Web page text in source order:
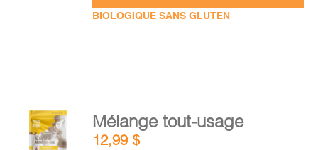
BIOLOGIQUE SANS GLUTEN
AJOUTER
AU
PANIER
Mélange tout-usage
12,99$